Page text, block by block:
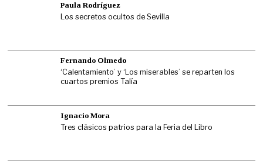
Paula Rodríguez
Los secretos ocultos de Sevilla
Fernando Olmedo
‘Calentamiento’ y ‘Los miserables’ se reparten los
cuartos premios Talía
Ignacio Mora
Tres clásicos patrios para la Feria del Libro